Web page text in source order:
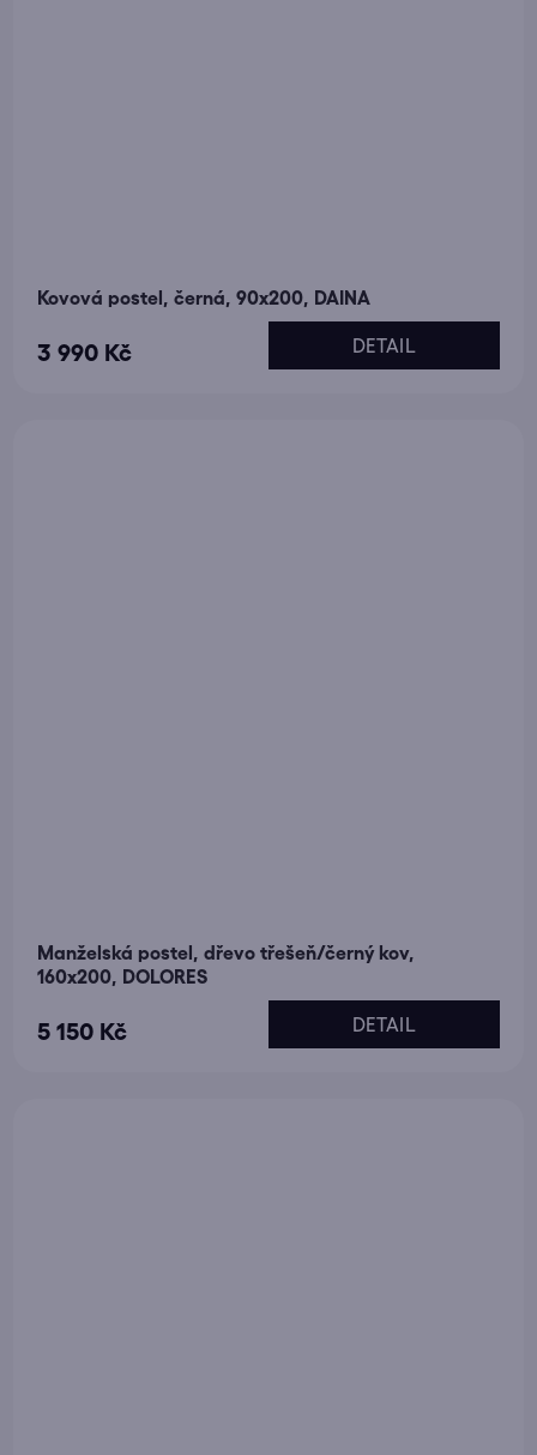
Kovová postel, černá, 90x200, DAINA
3 990 Kč DETAIL
Manželská postel, dřevo třešeň/černý kov,
160x200, DOLORES
5 150 Kč DETAIL